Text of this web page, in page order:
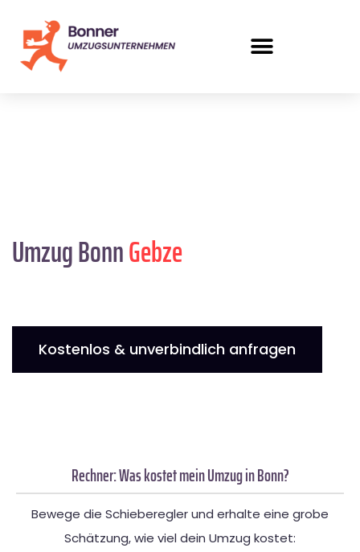
Umzug BonnGebze
Kostenlos & unverbindlich anfragen
Rechner: Was kostet mein Umzug in Bonn?
Bewege die Schieberegler und erhalte eine grobe
Schätzung, wie viel dein Umzug kostet: